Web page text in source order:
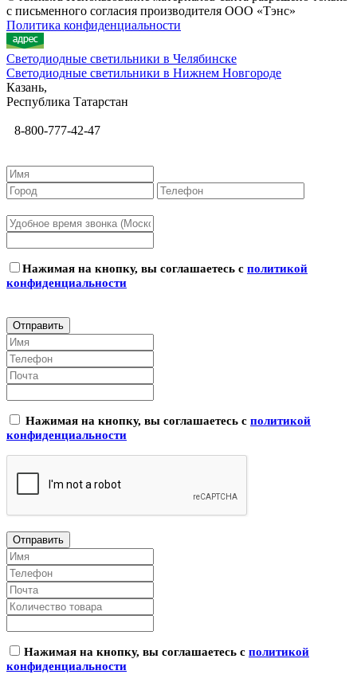
с письменного согласия производителя ООО «Тэнс»
Политика конфиденциальности
Светодиодные светильники в Челябинске
Светодиодные светильники в Нижнем Новгороде
Казань,
Республика Татарстан
8-800-777-42-47
Нажимая на кнопку, вы соглашаетесь с политикой
конфиденциальности
Нажимая на кнопку, вы соглашаетесь с политикой
конфиденциальности
Нажимая на кнопку, вы соглашаетесь с политикой
конфиденциальности